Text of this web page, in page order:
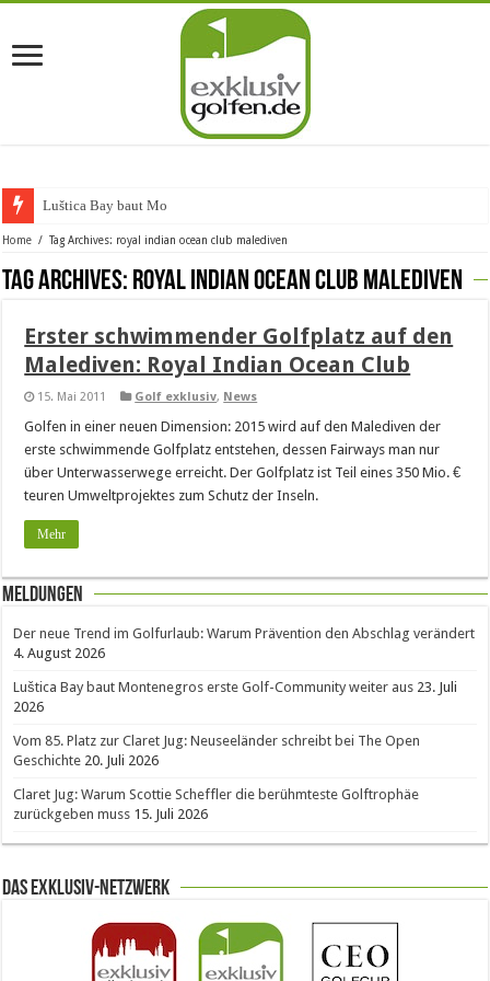
Luštica Bay baut Monten
Home / Tag Archives: royal indian ocean club malediven
Tag Archives: royal indian ocean club malediven
Erster schwimmender Golfplatz auf den
Malediven: Royal Indian Ocean Club
15. Mai 2011 Golf exklusiv, News
Golfen in einer neuen Dimension: 2015 wird auf den Malediven der
erste schwimmende Golfplatz entstehen, dessen Fairways man nur
über Unterwasserwege erreicht. Der Golfplatz ist Teil eines 350 Mio. €
teuren Umweltprojektes zum Schutz der Inseln.
Mehr
Meldungen
Der neue Trend im Golfurlaub: Warum Prävention den Abschlag verändert
4. August 2026
Luštica Bay baut Montenegros erste Golf-Community weiter aus 23. Juli
2026
Vom 85. Platz zur Claret Jug: Neuseeländer schreibt bei The Open
Geschichte 20. Juli 2026
Claret Jug: Warum Scottie Scheffler die berühmteste Golftrophäe
zurückgeben muss 15. Juli 2026
Das Exklusiv-Netzwerk